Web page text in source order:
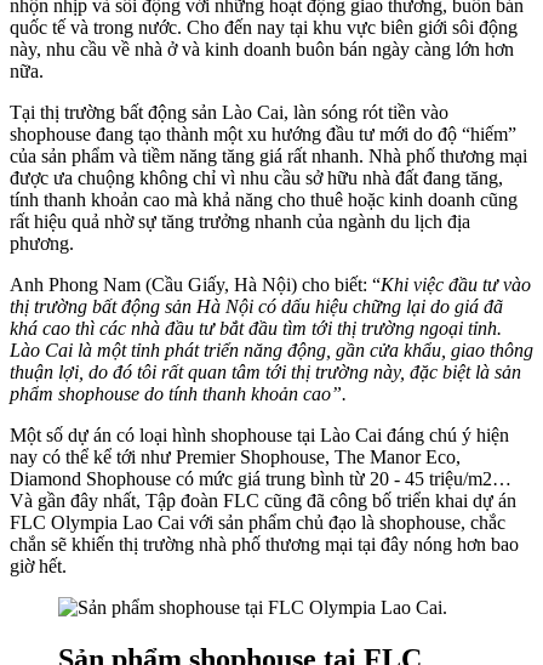
nhộn nhịp và sôi động với những hoạt động giao thương, buôn bán
quốc tế và trong nước. Cho đến nay tại khu vực biên giới sôi động
này, nhu cầu về nhà ở và kinh doanh buôn bán ngày càng lớn hơn
nữa.
Tại thị trường bất động sản Lào Cai, làn sóng rót tiền vào
shophouse đang tạo thành một xu hướng đầu tư mới do độ “hiếm”
của sản phẩm và tiềm năng tăng giá rất nhanh. Nhà phố thương mại
được ưa chuộng không chỉ vì nhu cầu sở hữu nhà đất đang tăng,
tính thanh khoản cao mà khả năng cho thuê hoặc kinh doanh cũng
rất hiệu quả nhờ sự tăng trưởng nhanh của ngành du lịch địa
phương.
Anh Phong Nam (Cầu Giấy, Hà Nội) cho biết: “Khi việc đầu tư vào
thị trường bất động sản Hà Nội có dấu hiệu chững lại do giá đã
khá cao thì các nhà đầu tư bắt đầu tìm tới thị trường ngoại tỉnh.
Lào Cai là một tỉnh phát triển năng động, gần cửa khẩu, giao thông
thuận lợi, do đó tôi rất quan tâm tới thị trường này, đặc biệt là sản
phẩm shophouse do tính thanh khoản cao”.
Một số dự án có loại hình shophouse tại Lào Cai đáng chú ý hiện
nay có thể kể tới như Premier Shophouse, The Manor Eco,
Diamond Shophouse có mức giá trung bình từ 20 - 45 triệu/m2…
Và gần đây nhất, Tập đoàn FLC cũng đã công bố triển khai dự án
FLC Olympia Lao Cai với sản phẩm chủ đạo là shophouse, chắc
chắn sẽ khiến thị trường nhà phố thương mại tại đây nóng hơn bao
giờ hết.